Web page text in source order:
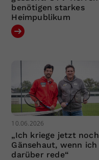
benötigen starkes
Heimpublikum
10.06.2026
„Ich kriege jetzt noch
Gänsehaut, wenn ich
darüber rede“